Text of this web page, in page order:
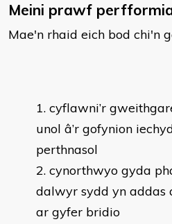
Meini prawf
Mae'n rhaid eich bod chi'n
cyflawni’r
unol â’r gofynion
perthnasol
cynorthwyo gyda
dalwyr sydd yn addas
ar gyfer bridio